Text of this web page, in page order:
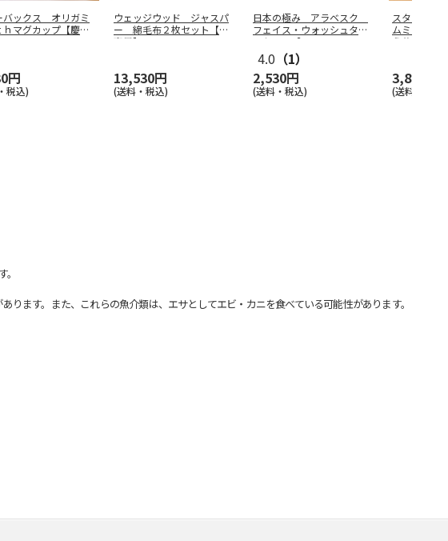
バックス オリガミ
ｈマグカップ【慶事
円
税込)
ウェッジウッド ジャスパ
ー 綿毛布２枚セット【慶
事用】
13,530円
(送料・税込)
日本の極み アラベスク
フェイス・ウォッシュタオ
ルセット【
4.0 （1）
2,530円
(送料・税込)
スターバッ
ムミックス
う苺ラング
3,890円
(送料・税込)
ます。また、これらの魚介類は、エサとしてエビ・カニを食べている可能性があります。